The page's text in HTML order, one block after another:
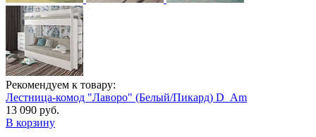
Рекомендуем к товару:
Лестница-комод "Лаворо" (Белый/Пикард) D_Am
13 090 руб.
В корзину